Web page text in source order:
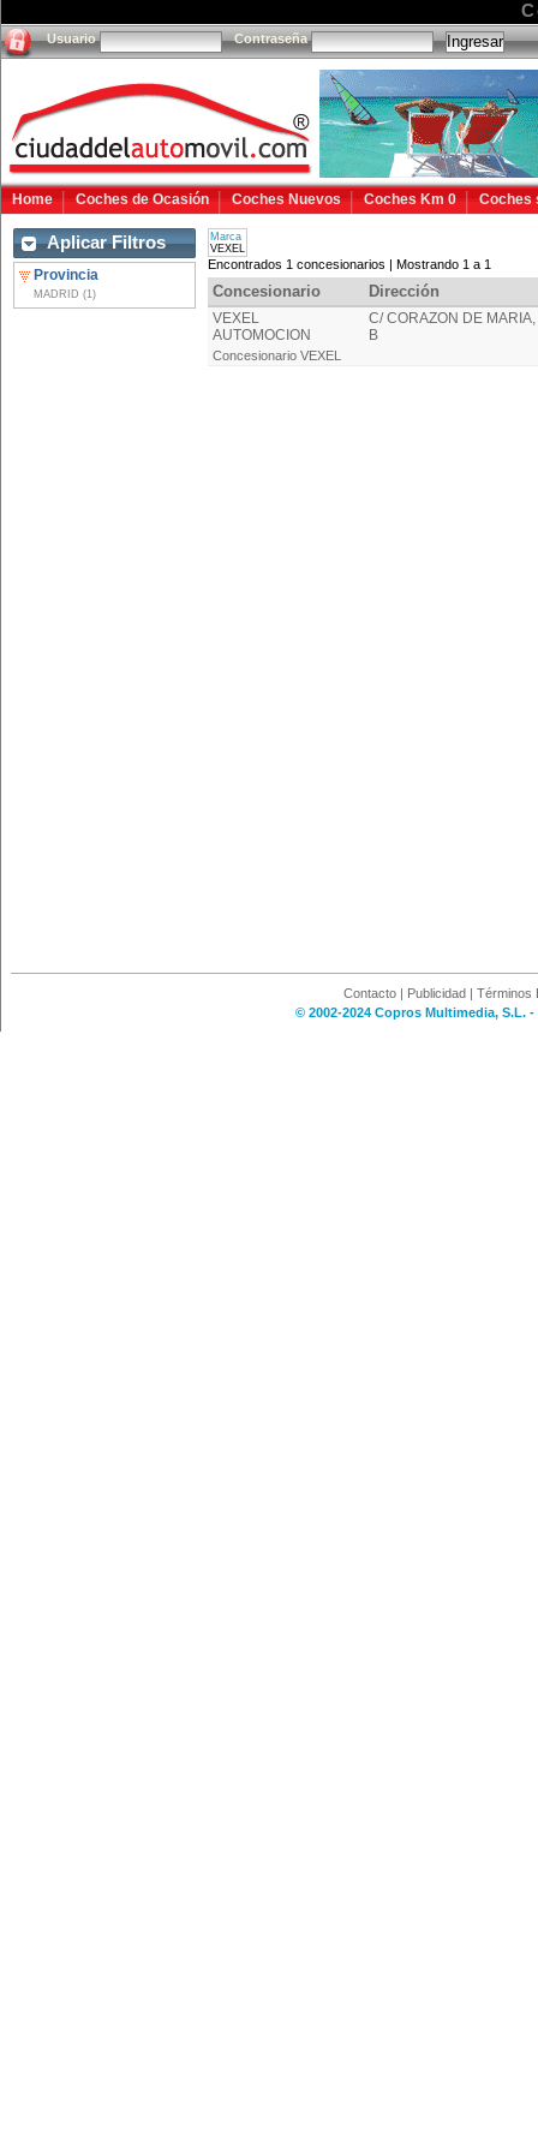
Usuario Contraseña
Home Coches de Ocasión Coches Nuevos Coches Km 0 Coches
Aplicar Filtros
Provincia
MADRID (1)
Marca
VEXEL
Encontrados 1 concesionarios | Mostrando 1 a 1
Concesionario Dirección
VEXEL
AUTOMOCION
C/ CORAZON DE
B
Concesionario VEXEL
Contacto | Publicidad | Términos
© 2002-2024 Copros Multimedia, S.L.